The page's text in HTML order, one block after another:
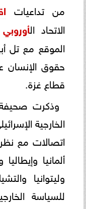
من تداعيات
الاتحاد الأوروبي
الموقع مع تل
حقوق الإنسان
قطاع غزة.
وذكرت
الخارجية
اتصالات مع
ألمانيا
وليتوانيا
للسياسة